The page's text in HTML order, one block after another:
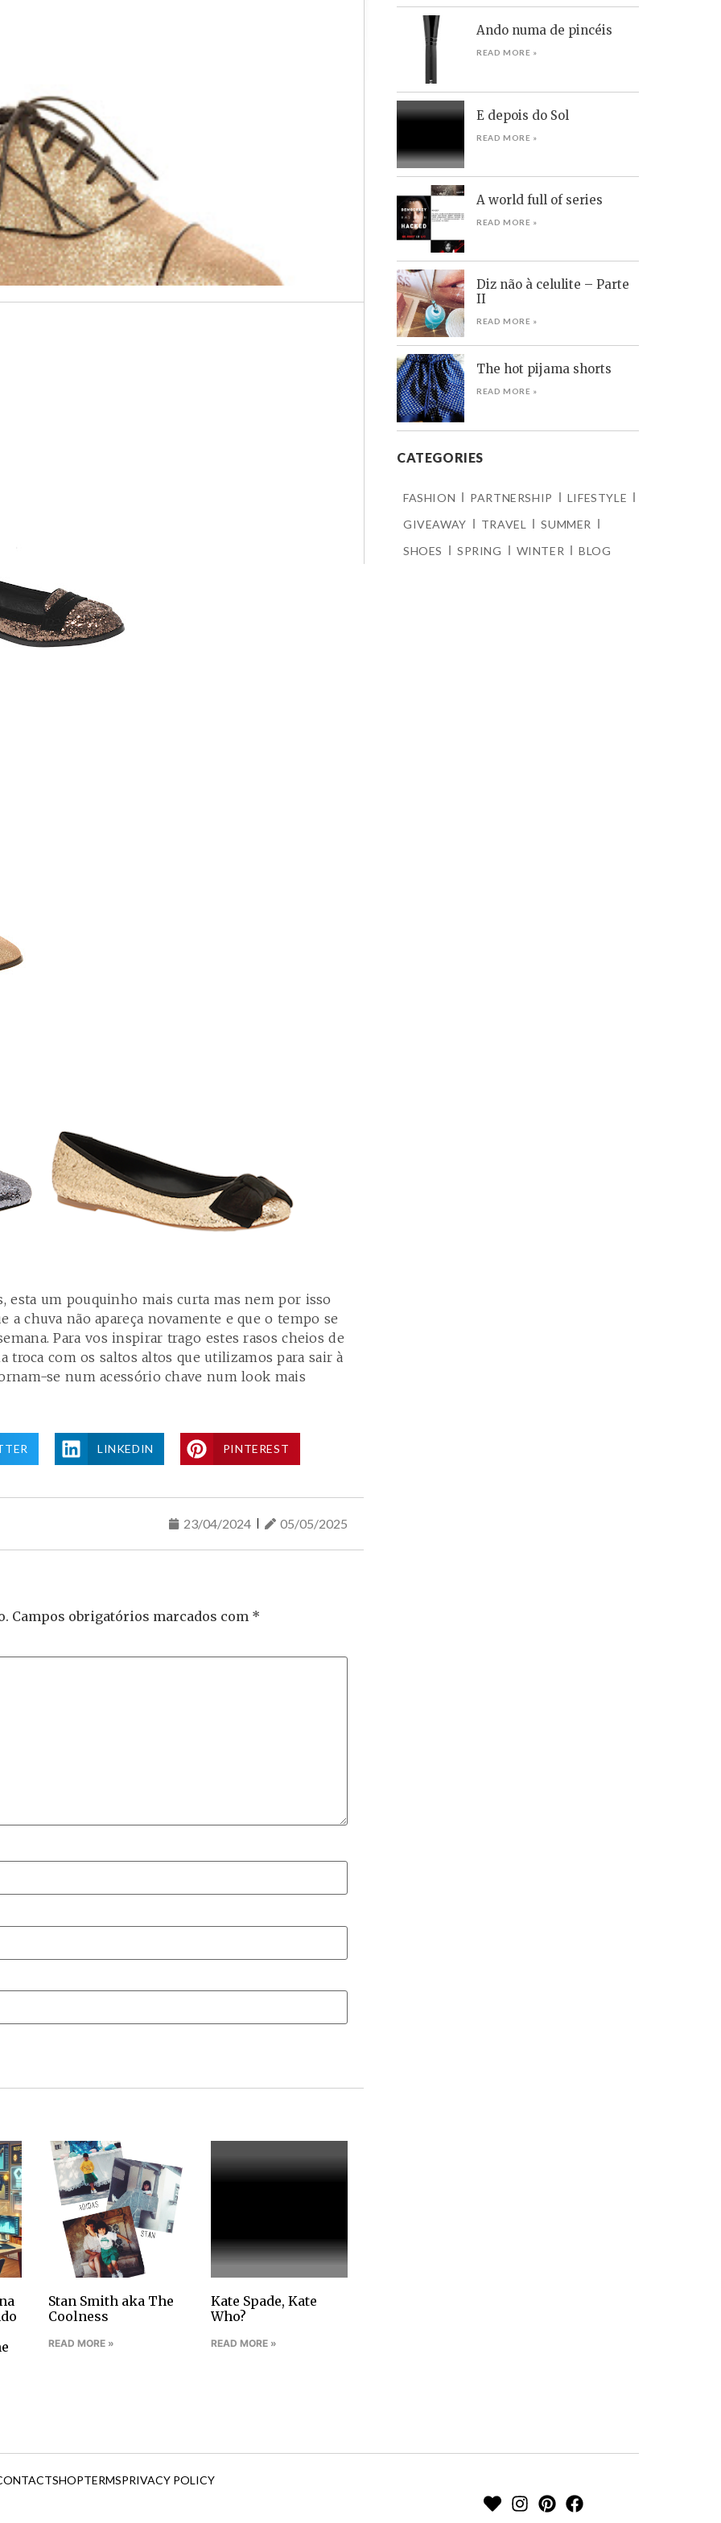
esta um pouquinho mais curta mas nem por isso
a chuva não apareça novamente e que o tempo se
Para vos inspirar trago estes rasos cheios de
troca com os saltos altos que utilizamos para sair à
se num acessório chave num look mais
LINKEDIN PINTEREST
23/04/2024 05/05/2025
Campos obrigatórios marcados com *
Stan Smith aka The
Coolness
READ MORE »
Kate Spade, Kate
Who?
READ MORE »
Ando numa de pincéis
READ MORE »
E depois do Sol
READ MORE »
A world full of series
READ MORE »
Diz não à celulite – Parte
II
READ MORE »
The hot pijama shorts
READ MORE »
CATEGORIES
FASHION PARTNERSHIP
LIFESTYLE
GIVEAWAY
TRAVEL
SUMMER
SHOES
SPRING WINTER BLOG
SHOPTERMSPRIVACY POLICY